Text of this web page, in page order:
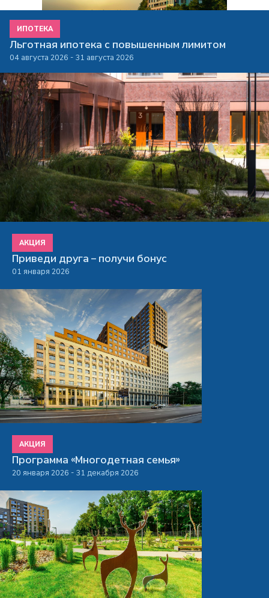
ИПОТЕКА
Льготная ипотека с повышенным лимитом
04 августа 2026 - 31 августа 2026
АКЦИЯ
Приведи друга – получи бонус
01 января 2026
АКЦИЯ
Программа «Многодетная семья»
20 января 2026 - 31 декабря 2026